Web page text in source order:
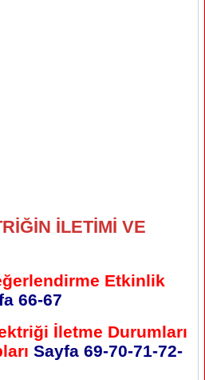
İLETİMİ VE
Etkinlik
66-67
İletme Durumları
Sayfa 69-70-71-72-